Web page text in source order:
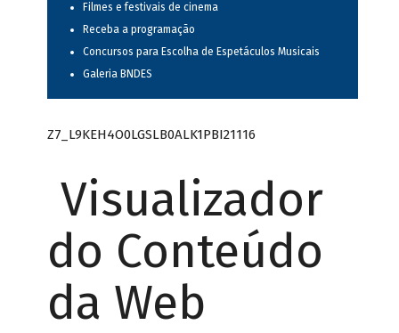
Filmes e festivais de cinema
Receba a programação
Concursos para Escolha de Espetáculos Musicais
Galeria BNDES
Z7_L9KEH4O0LGSLB0ALK1PBI21116
Visualizador
do Conteúdo
da Web